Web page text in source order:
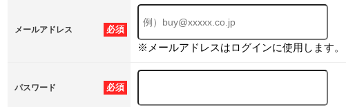
必須
メールアドレス
※メールアドレスはログインに使用します。
必須
パスワード